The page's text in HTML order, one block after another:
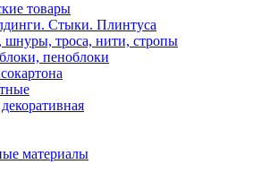
товары
Стыки. Плинтуса
шнуры, троса, нити, стропы
пеноблоки
материалы